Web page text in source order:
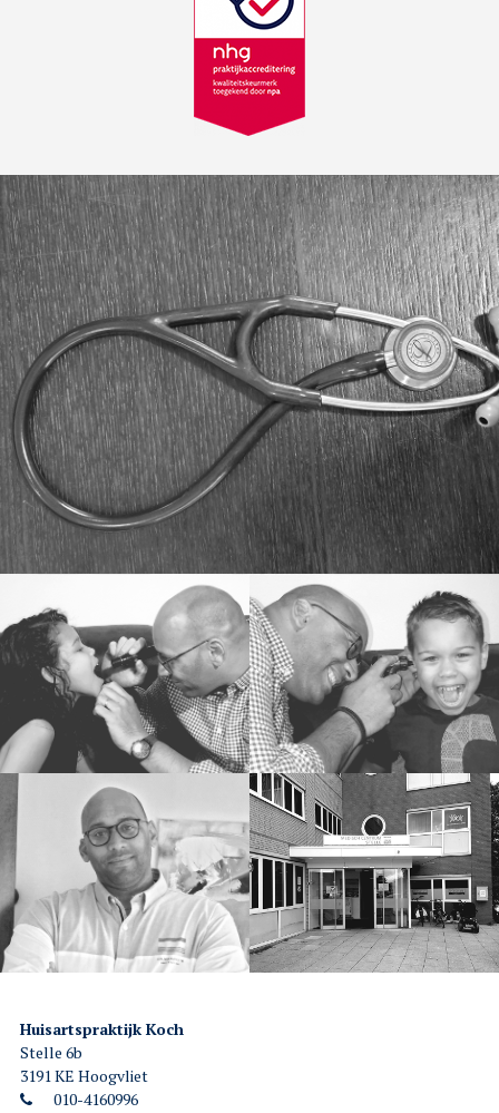
Huisartspraktijk Koch
Stelle 6b
3191 KE Hoogvliet
010-4160996